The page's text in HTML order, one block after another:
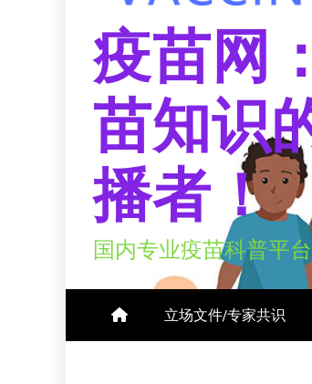
疫苗网
苗知识
播者！
国内专业疫苗科普平台
立场文件/专家共识